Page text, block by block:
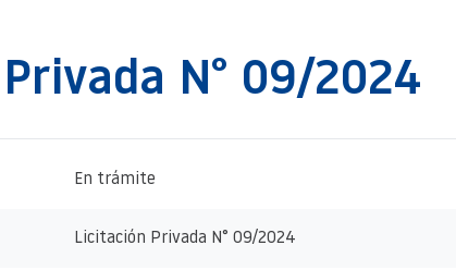
N° 09/2024
En trámite
Licitación Privada N° 09/2024